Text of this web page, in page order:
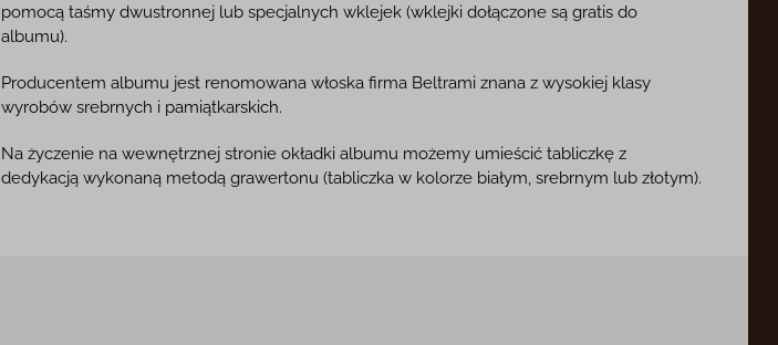
pomocą taśmy dwustronnej lub specjalnych wklejek (wklejki dołączone są gratis do
albumu).
Producentem albumu jest renomowana włoska firma Beltrami znana z wysokiej klasy
wyrobów srebrnych i pamiątkarskich.
Na życzenie na wewnętrznej stronie okładki albumu możemy umieścić tabliczkę z
dedykacją wykonaną metodą grawertonu (tabliczka w kolorze białym, srebrnym lub złotym).